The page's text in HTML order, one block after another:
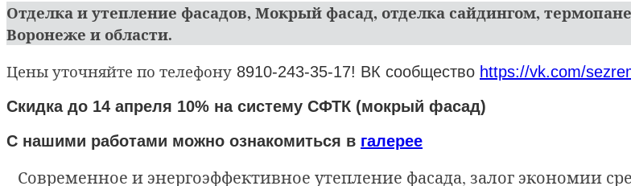
Отделка и утепление фасадов, Мокрый фасад, отделка сайдингом,
Воронеже и области.
Цены уточняйте по телефону 8910-243-35-17! ВК сообщество https://vk.com/
Скидка до 14 апреля 10% на систему СФТК (мокрый фасад)
С нашими работами можно ознакомиться в галерее
Современное и энергоэффективное утепление фасада, залог экономии